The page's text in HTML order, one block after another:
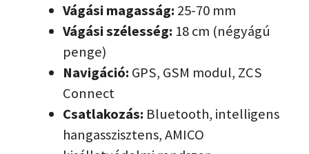
Vágási magasság: 25-70 mm
Vágási szélesség: 18 cm (négyágú
penge)
Navigáció: GPS, GSM modul, ZCS
Connect
Csatlakozás: Bluetooth, intelligens
hangasszisztens, AMICO